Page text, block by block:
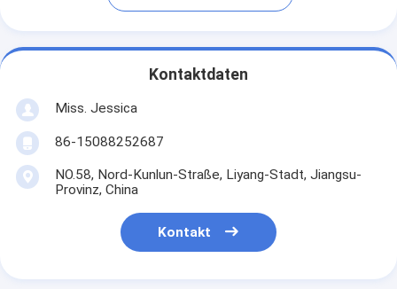
Kontaktdaten
Miss. Jessica
86-15088252687
NO.58, Nord-Kunlun-Straße, Liyang-Stadt, Jiangsu-
Provinz, China
Kontakt